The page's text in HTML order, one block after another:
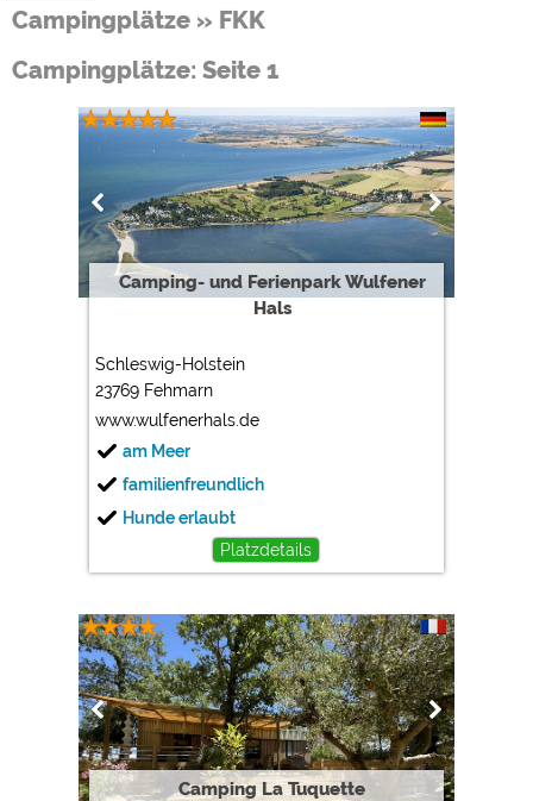
Campingplätze » FKK
Campingplätze: Seite 1
Camping- und Ferienpark Wulfener
Hals
Schleswig-Holstein
23769 Fehmarn
www.wulfenerhals.de
am Meer
familienfreundlich
Hunde erlaubt
Platzdetails
Camping La Tuquette
https://policies.google.com/privacy
https://policies.google.com/privacy
Google reCAPTCHA (Formulare)
https://policies.google.com/privacy
Statistiken
Google Analytics
https://policies.google.com/privacy
https://policies.google.com/privacy
Google AdSense
https://policies.google.com/privacy
Google Remarketing
https://policies.google.com/privacy
Die Cookieeinstellungen können jeder Zeit im Footer
über "COOKIES" geändert werden!